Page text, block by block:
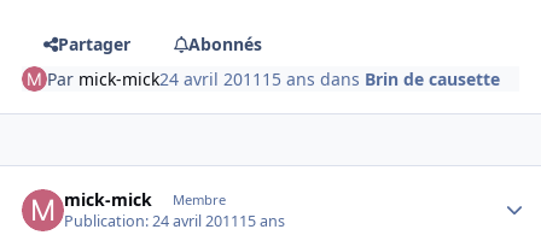
Partager
Abonnés
Par mick-mick24 avril 2011 15 ans dans Brin de causette
mick-mick Membre
Publication:24 avril 201115 ans